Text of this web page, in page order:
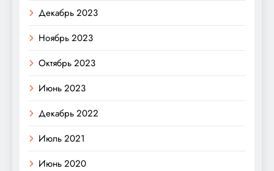
Декабрь 2023
Ноябрь 2023
Октябрь 2023
Июнь 2023
Декабрь 2022
Июль 2021
Июнь 2020